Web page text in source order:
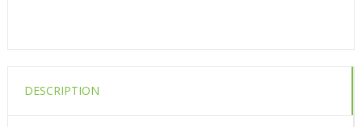
DESCRIPTION